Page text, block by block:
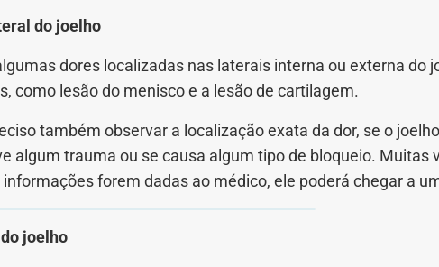
do joelho
dores localizadas nas laterais interna ou externa do
como lesão do menisco e a lesão de cartilagem.
também observar a localização exata da dor, se o
algum trauma ou se causa algum tipo de bloqueio. Muitas
informações forem dadas ao médico, ele poderá chegar a
joelho